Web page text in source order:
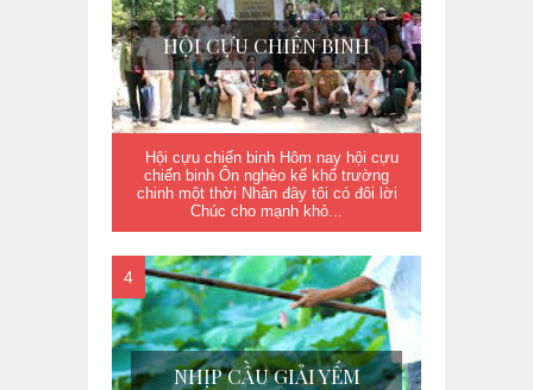
HỘI CỰU CHIẾN BINH
Hội cựu chiến binh Hôm nay hội cựu
chiến binh Ôn nghèo kể khổ trường
chinh một thời Nhân đây tôi có đôi lời
Chúc cho mạnh khỏ...
NHỊP CẦU GIẢI YẾM